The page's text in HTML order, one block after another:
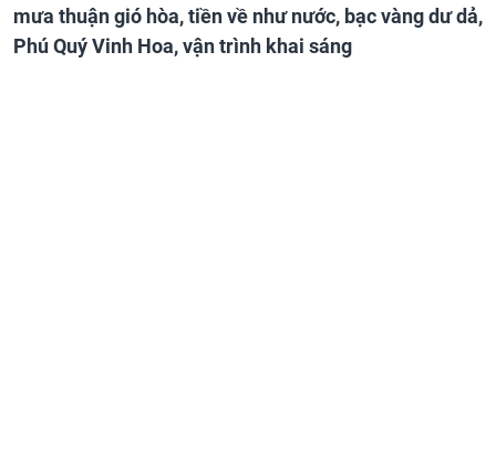
mưa thuận gió hòa, tiền về như nước, bạc vàng dư dả,
Phú Quý Vinh Hoa, vận trình khai sáng